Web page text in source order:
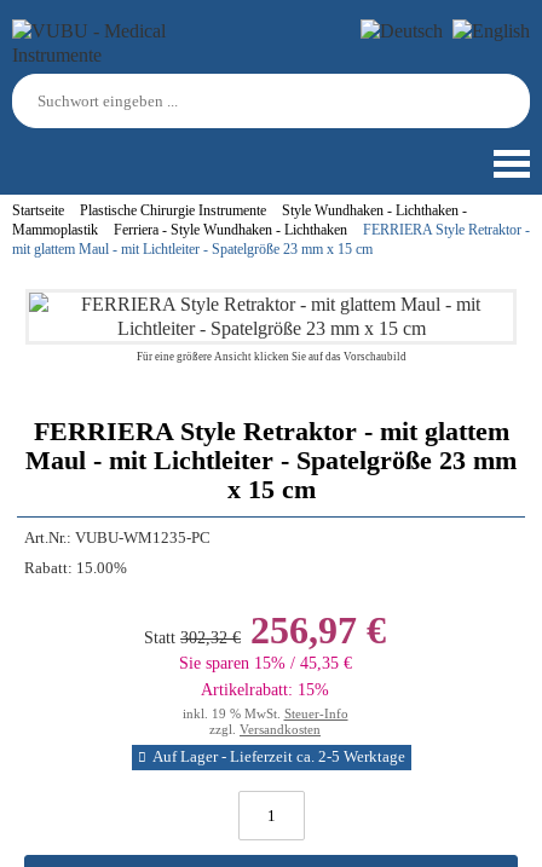
Startseite Plastische Chirurgie Instrumente
Style Wundhaken - Lichthaken -
Mammoplastik
Ferriera - Style Wundhaken - Lichthaken
FERRIERA Style Retraktor -
mit glattem Maul - mit Lichtleiter - Spatelgröße 23 mm x 15 cm
Für eine größere Ansicht klicken Sie auf das Vorschaubild
FERRIERA Style Retraktor - mit glattem
Maul - mit Lichtleiter - Spatelgröße 23 mm
x 15 cm
Art.Nr.: VUBU-WM1235-PC
Rabatt: 15.00%
Statt 302,32 € 256,97 €
Sie sparen 15% / 45,35 €
Artikelrabatt: 15%
inkl. 19 % MwSt. Steuer-Info
zzgl. Versandkosten
Auf Lager - Lieferzeit ca. 2-5 Werktage